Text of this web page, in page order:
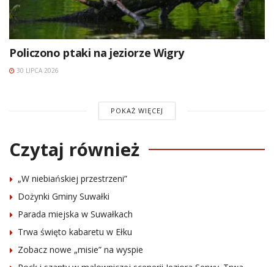
Policzono ptaki na jeziorze Wigry
30 LIPCA 2026
POKAŻ WIĘCEJ
Czytaj również
„W niebiańskiej przestrzeni”
Dożynki Gminy Suwałki
Parada miejska w Suwałkach
Trwa święto kabaretu w Ełku
Zobacz nowe „misie” na wyspie